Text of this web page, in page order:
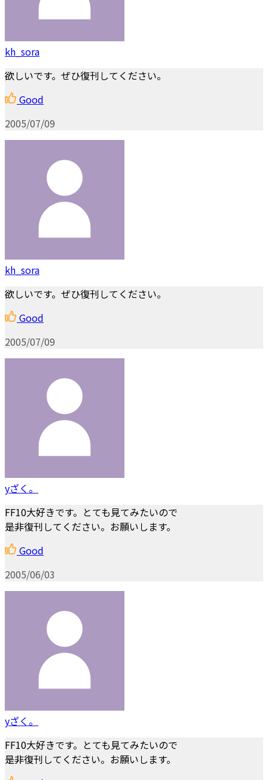
kh_sora
欲しいです。ぜひ復刊してください。
Good
2005/07/09
kh_sora
欲しいです。ぜひ復刊してください。
Good
2005/07/09
yざく。
FF10大好きです。とても見てみたいので
是非復刊してください。お願いします。
Good
2005/06/03
yざく。
FF10大好きです。とても見てみたいので
是非復刊してください。お願いします。